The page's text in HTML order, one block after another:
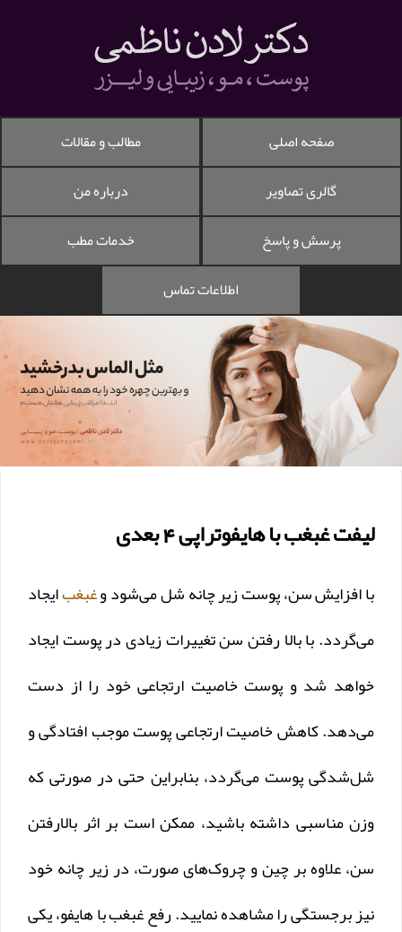
صفحه اصلی
مطالب و مقالات
گالری تصاویر
درباره من
پرسش و پاسخ
خدمات مطب
اطلاعات تماس
لیفت غبغب با هایفوتراپی 4 بعدی
با افزایش سن، پوست زیر چانه شل می‌شود وغبغبایجاد
می‌گردد. با بالا رفتن سن تغییرات زیادی در پوست ایجاد
خواهد شد و پوست خاصیت ارتجاعی خود را از دست
می‌دهد. کاهش خاصیت ارتجاعی پوست موجب افتادگی و
شل‌شدگی پوست می‌گردد، بنابراین حتی در صورتی که
وزن مناسبی داشته باشید، ممکن است بر اثر بالارفتن
سن، علاوه بر چین و چروک‌های صورت، در زیر چانه خود
نیز برجستگی را مشاهده نمایید. رفع غبغب با هایفو، یکی